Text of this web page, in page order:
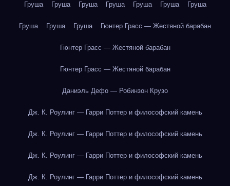
Груша Груша Груша Груша Груша Груша Груша
Груша Груша Груша Гюнтер Грасс — Жестяной барабан
Гюнтер Грасс — Жестяной барабан
Гюнтер Грасс — Жестяной барабан
Даниэль Дефо — Робинзон Крузо
Дж. К. Роулинг — Гарри Поттер и философский камень
Дж. К. Роулинг — Гарри Поттер и философский камень
Дж. К. Роулинг — Гарри Поттер и философский камень
Дж. К. Роулинг — Гарри Поттер и философский камень